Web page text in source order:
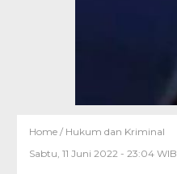
Home / Hukum dan Kriminal
Sabtu, 11 Juni 2022 - 23:04 WIB